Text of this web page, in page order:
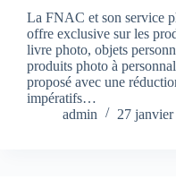
La FNAC et son service
offre exclusive sur les
livre photo, objets
produits photo à
proposé avec une
impératifs…
admin
27